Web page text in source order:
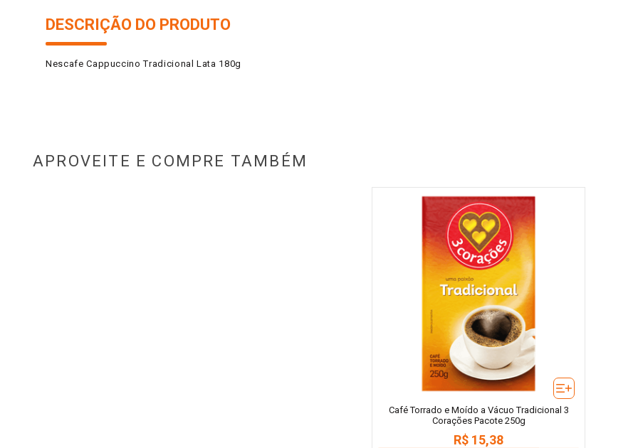
DESCRIÇÃO DO PRODUTO
Nescafe Cappuccino Tradicional Lata 180g
APROVEITE E COMPRE TAMBÉM
Café Torrado e Moído a Vácuo Tradicional 3
Corações Pacote 250g
R$ 15,38